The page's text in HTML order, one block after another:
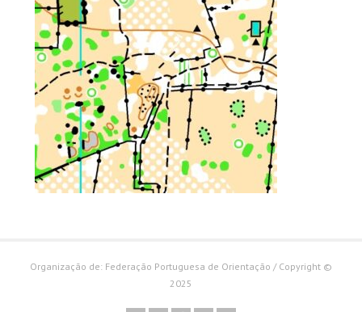
Organização de: Federação Portuguesa de Orientação / Copyright ©
2025